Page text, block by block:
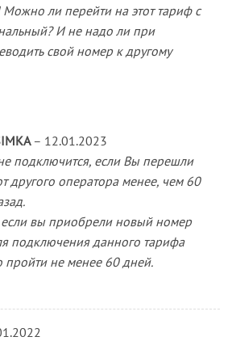
ли перейти на этот тариф с
И не надо ли при
свой номер к другому
– 12.01.2023
подключится, если Вы перешли
другого оператора менее, чем 60
если вы приобрели новый номер
подключения данного тарифа
не менее 60 дней.